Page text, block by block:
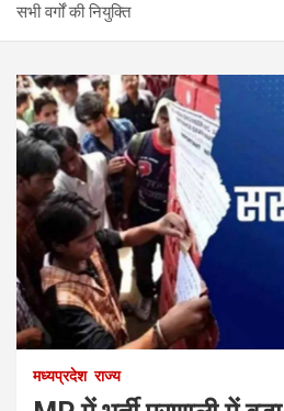
सभी वर्गों की नियुक्ति
मध्यप्रदेश राज्य